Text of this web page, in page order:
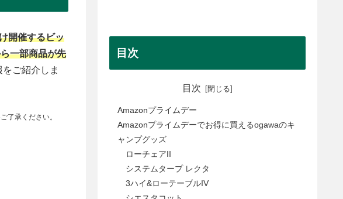
開催するビッ
一部商品が先
ご紹介しま
了承ください。
目次
目次
Amazonプライムデー
Amazonプライムデーでお得に買えるogawaのキ
ャンプグッズ
ローチェアII
システムタープ レクタ
3ハイ&ローテーブルIV